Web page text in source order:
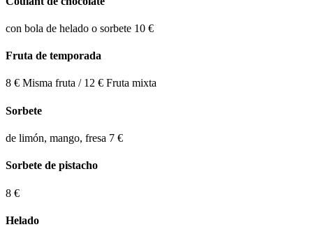
con bola de helado o sorbete 10 €
Fruta de temporada
8 € Misma fruta / 12 € Fruta mixta
Sorbete
de limón, mango, fresa 7 €
Sorbete de pistacho
8 €
Helado